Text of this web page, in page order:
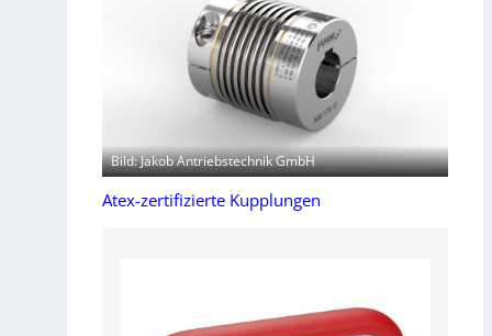
Bild: Jakob Antriebstechnik GmbH
Atex-zertifizierte Kupplungen